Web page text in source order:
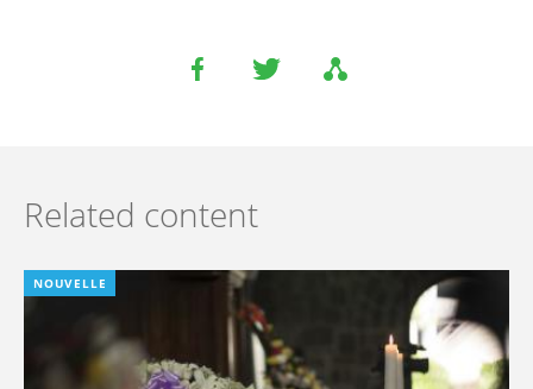
Related content
NOUVELLE